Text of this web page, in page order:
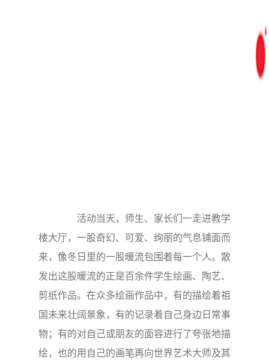
活动当天，师生、家长们一走进教学
楼大厅，一股奇幻、可爱、绚丽的气息铺面而
来，像冬日里的一股暖流包围着每一个人。散
发出这股暖流的正是百余件学生绘画、陶艺、
剪纸作品。在众多绘画作品中，有的描绘着祖
国未来壮阔景象，有的记录着自己身边日常事
物；有的对自己或朋友的面容进行了夸张地描
绘，也的用自己的画笔再向世界艺术大师及其